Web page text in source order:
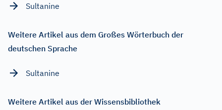
Sultanine
Weitere Artikel aus dem Großes Wörterbuch der
deutschen Sprache
Sultanine
Weitere Artikel aus der Wissensbibliothek